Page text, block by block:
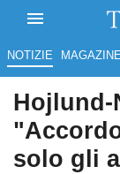
NOTIZIE MAGAZINE
Hojlund-
solo gli